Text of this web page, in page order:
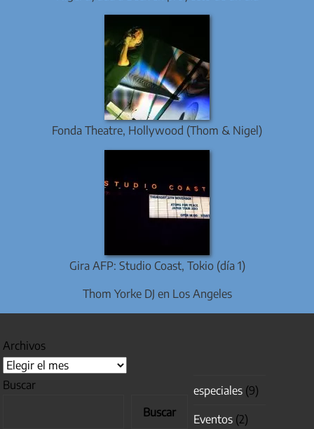
Fonda Theatre, Hollywood (Thom & Nigel)
Gira AFP: Studio Coast, Tokio (día 1)
Thom Yorke DJ en Los Angeles
Archivos
Buscar
Buscar
especiales (9)
Eventos (2)